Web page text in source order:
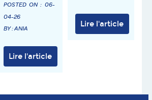
POSTED ON : 06-
04-26
BY : ANIA
Lire l'article
Lire l'article